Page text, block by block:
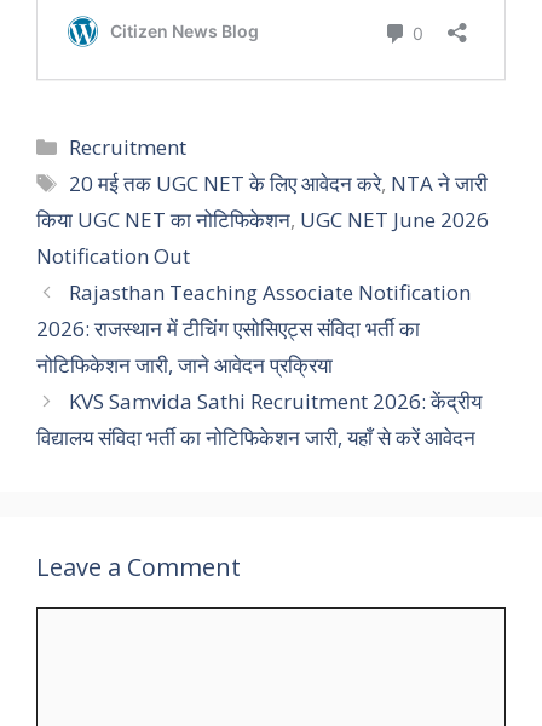
Categories
Recruitment
Tags
20 मई तक UGC NET के लिए आवेदन करे, NTA ने जारी
किया UGC NET का नोटिफिकेशन, UGC NET June 2026
Notification Out
Rajasthan Teaching Associate Notification
2026: राजस्थान में टीचिंग एसोसिएट्स संविदा भर्ती का
नोटिफिकेशन जारी, जाने आवेदन प्रक्रिया
KVS Samvida Sathi Recruitment 2026: केंद्रीय
विद्यालय संविदा भर्ती का नोटिफिकेशन जारी, यहाँ से करें आवेदन
Leave a Comment